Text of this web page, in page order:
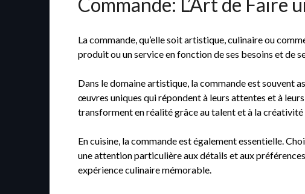
La commande, qu’elle soit artistique, culinaire ou
produit ou un service en fonction de ses besoins et de
Dans le domaine artistique, la commande est souvent
œuvres uniques qui répondent à leurs attentes et à
transforment en réalité grâce au talent et à la créativité
En cuisine, la commande est également essentielle.
une attention particulière aux détails et aux
expérience culinaire mémorable.